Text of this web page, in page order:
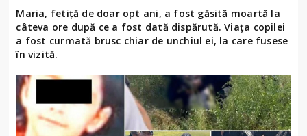
Maria, fetiţă de doar opt ani, a fost găsită moartă la
câteva ore după ce a fost dată dispărută. Viaţa copilei
a fost curmată brusc chiar de unchiul ei, la care fusese
în vizită.